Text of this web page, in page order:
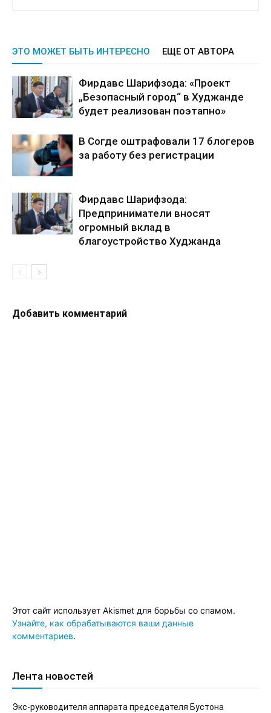
ЭТО МОЖЕТ БЫТЬ ИНТЕРЕСНО ЕЩЕ ОТ АВТОРА
Фирдавс Шарифзода: «Проект
„Безопасный город“ в Худжанде
будет реализован поэтапно»
В Согде оштрафовали 17 блогеров
за работу без регистрации
Фирдавс Шарифзода:
Предприниматели вносят
огромный вклад в
благоустройство Худжанда
Добавить комментарий
Этот сайт использует Akismet для борьбы со спамом.
Узнайте, как обрабатываются ваши данные
комментариев.
Лента новостей
Экс-руководителя аппарата председателя Бустона